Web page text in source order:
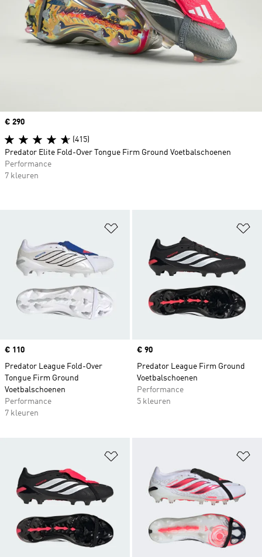
Price
€ 110
Predator League Fold-Over
Tongue Firm Ground
Voetbalschoenen
Performance
7 kleuren
Price
€ 90
Predator League Firm Ground
Voetbalschoenen
Performance
5 kleuren
Price
€ 290
(415)
Predator Elite Fold-Over Tongue Firm Ground Voetbalschoenen
Performance
7 kleuren